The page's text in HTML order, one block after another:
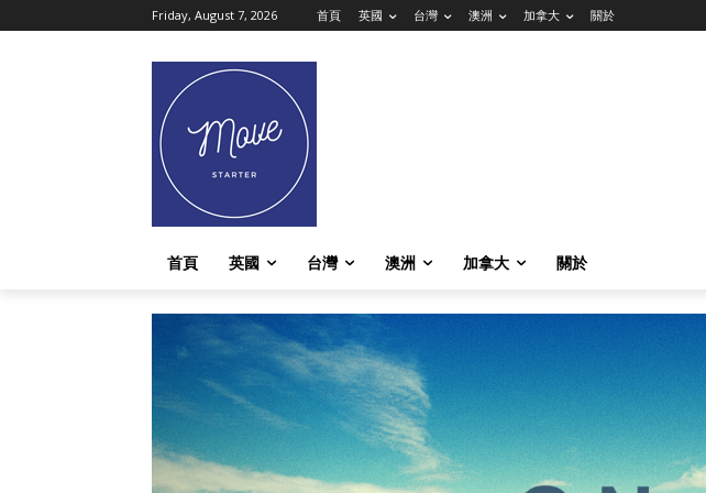
Friday, August 7, 2026 首頁 英國 台灣 澳洲 加拿大 關於
首頁 英國 台灣 澳洲 加拿大 關於